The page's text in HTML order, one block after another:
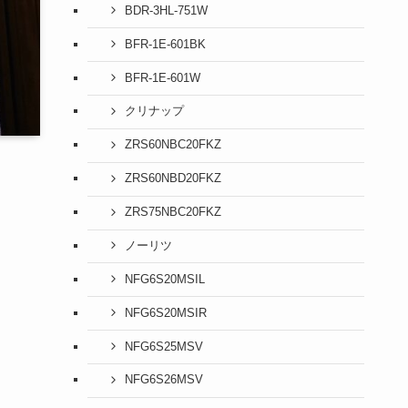
BDR-3HL-751W
BFR-1E-601BK
BFR-1E-601W
クリナップ
ZRS60NBC20FKZ
ZRS60NBD20FKZ
ZRS75NBC20FKZ
ノーリツ
NFG6S20MSIL
NFG6S20MSIR
NFG6S25MSV
NFG6S26MSV